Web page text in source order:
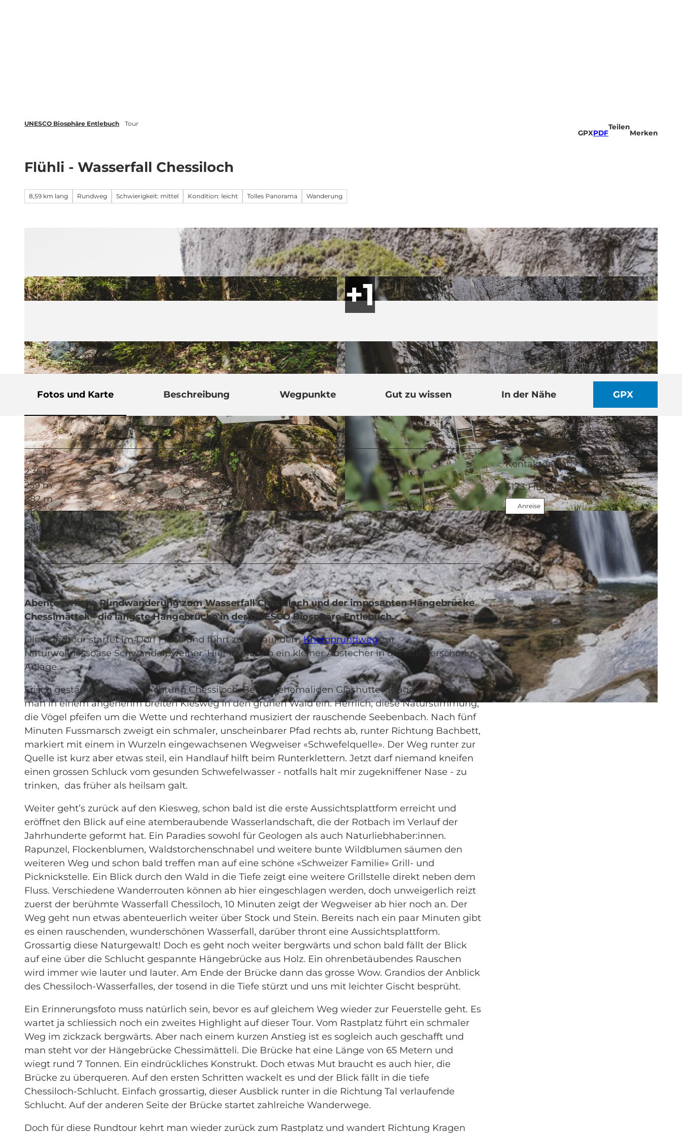
UNESCO Biosphäre Entlebuch Tour
GPXPDF
Teilen
Merken
Flühli - Wasserfall Chessiloch
8,59 km lang Rundweg Schwierigkeit: mittel Kondition: leicht Tolles Panorama Wanderung
© Fabienne Felder, UNESCO Biosphäre Entlebuch
© Felder Photography, UNESCO Biosphäre Entlebuch © Felder Photography, UNESCO Biosphäre Entlebuch
Fotos und Karte Beschreibung Wegpunkte Gut zu wissen In der Nähe GPX
2:35 h
8,59 km
259 m
259 m
882 m
1.092 m
210 m
Start: Flühli
Ziel: Chessiloch
Abenteuerliche Rundwanderung zum Wasserfall Chessiloch und der imposanten Hängebrücke
Chessimätteli - die längste Hängebrücke in der UNESCO Biosphäre Entlebuch.
Die Rundtour startet im Dorf Flühli und führt zuerst auf demKneipprundwegzur
Naturwellnessoase Schwandalpweiher. Hier lohnt sich ein kleiner Abstecher in die wunderschöne
Anlage.
Frisch gestärkt gehts nun Richtung Chessiloch. Bei der ehemaligen Glashütte «Kragen» taucht
man in einem angenehm breiten Kiesweg in den grünen Wald ein. Herrlich, diese Naturstimmung,
die Vögel pfeifen um die Wette und rechterhand musiziert der rauschende Seebenbach. Nach fünf
Minuten Fussmarsch zweigt ein schmaler, unscheinbarer Pfad rechts ab, runter Richtung Bachbett,
markiert mit einem in Wurzeln eingewachsenen Wegweiser «Schwefelquelle». Der Weg runter zur
Quelle ist kurz aber etwas steil, ein Handlauf hilft beim Runterklettern. Jetzt darf niemand kneifen
einen grossen Schluck vom gesunden Schwefelwasser - notfalls halt mir zugekniffener Nase - zu
trinken, das früher als heilsam galt.
Weiter geht’s zurück auf den Kiesweg, schon bald ist die erste Aussichtsplattform erreicht und
eröffnet den Blick auf eine atemberaubende Wasserlandschaft, die der Rotbach im Verlauf der
Jahrhunderte geformt hat. Ein Paradies sowohl für Geologen als auch Naturliebhaber:innen.
Rapunzel, Flockenblumen, Waldstorchenschnabel und weitere bunte Wildblumen säumen den
weiteren Weg und schon bald treffen man auf eine schöne «Schweizer Familie» Grill- und
Picknickstelle. Ein Blick durch den Wald in die Tiefe zeigt eine weitere Grillstelle direkt neben dem
Fluss. Verschiedene Wanderrouten können ab hier eingeschlagen werden, doch unweigerlich reizt
zuerst der berühmte Wasserfall Chessiloch, 10 Minuten zeigt der Wegweiser ab hier noch an. Der
Weg geht nun etwas abenteuerlich weiter über Stock und Stein. Bereits nach ein paar Minuten gibt
es einen rauschenden, wunderschönen Wasserfall, darüber thront eine Aussichtsplattform.
Grossartig diese Naturgewalt! Doch es geht noch weiter bergwärts und schon bald fällt der Blick
auf eine über die Schlucht gespannte Hängebrücke aus Holz. Ein ohrenbetäubendes Rauschen
wird immer wie lauter und lauter. Am Ende der Brücke dann das grosse Wow. Grandios der Anblick
des Chessiloch-Wasserfalles, der tosend in die Tiefe stürzt und uns mit leichter Gischt besprüht.
Ein Erinnerungsfoto muss natürlich sein, bevor es auf gleichem Weg wieder zur Feuerstelle geht. Es
wartet ja schliessich noch ein zweites Highlight auf dieser Tour. Vom Rastplatz führt ein schmaler
Weg im zickzack bergwärts. Aber nach einem kurzen Anstieg ist es sogleich auch geschafft und
man steht vor der Hängebrücke Chessimätteli. Die Brücke hat eine Länge von 65 Metern und
wiegt rund 7 Tonnen. Ein eindrückliches Konstrukt. Doch etwas Mut braucht es auch hier, die
Brücke zu überqueren. Auf den ersten Schritten wackelt es und der Blick fällt in die tiefe
Chessiloch-Schlucht. Einfach grossartig, dieser Ausblick runter in die Richtung Tal verlaufende
Schlucht. Auf der anderen Seite der Brücke startet zahlreiche Wanderwege.
Doch für diese Rundtour kehrt man wieder zurück zum Rastplatz und wandert Richtung Kragen
Kontaktdaten
6173Flühli
Anreise